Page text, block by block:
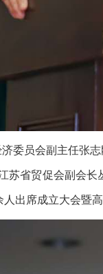
委员会副主任张
苏省贸促会副会
人出席成立大会暨高